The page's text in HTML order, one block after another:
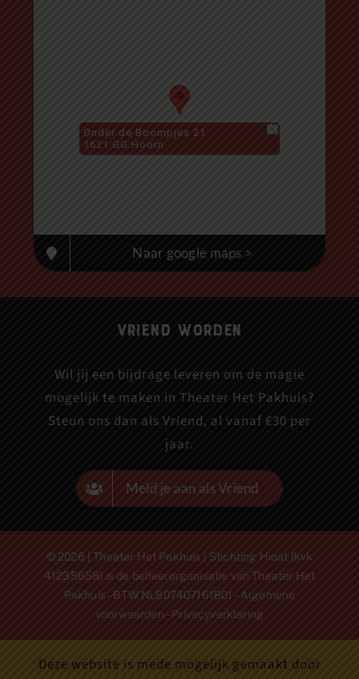
Onder de Boompjes 21
1621 GG Hoorn
Naar google maps >
Vriend worden
Wil jij een bijdrage leveren om de magie
mogelijk te maken in Theater Het Pakhuis?
Steun ons dan als Vriend, al vanaf €30 per
jaar.
Meld je aan als Vriend
© 2026 | Theater Het Pakhuis | Stichting Hiaat (kvk
41235658) is de beheerorganisatie van Theater Het
Pakhuis – BTW NL807407161B01 –Algemene
voorwaarden–Privacyverklaring
Deze website is mede mogelijk gemaakt door